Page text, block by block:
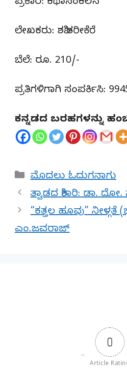
ಲೇಖಕರು: ಶಶಿ ತರೀಕೆರೆ
ಬೆಲೆ: ರೂ. 210/-
ಪ್ರತಿಗಳಿಗಾಗಿ ಸಂಪರ್ಕಿಸಿ:
ಕನ್ನಡದ ಬರಹಗಳನ್ನು
Categories
ಮೊದಲು ಓದುಗನಾಗು
ತ್ವಾಡದ ಶಿಕಾರಿ: ಡಾ.
“ಕತ್ತಲ ಹೂವು” ನೀಳ್ಗತೆ
ಎಂ.ಜವರಾಜ್
0
Article